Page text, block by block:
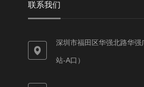
联系我们
深圳市福田区华强北路华
站-A口）